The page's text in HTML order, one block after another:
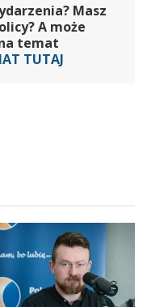
Masz
A może
temat
TUTAJ